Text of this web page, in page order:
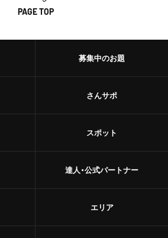
PAGE TOP
募集中のお題
さんサポ
スポット
達人・公式パートナー
エリア